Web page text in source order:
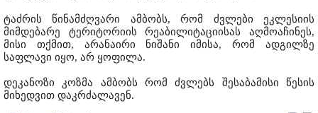
ტაძრის წინამძღვარი ამბობს, რომ ძვლები ეკლესიის
მიმდებარე ტერიტორიის რეაბილიტაციისას აღმოაჩინეს,
მისი თქმით, არანაირი ნიშანი იმისა, რომ ადგილზე
საფლავი იყო, არ ყოფილა.
დეკანოზი კოზმა ამბობს რომ ძვლებს შესაბამისი წესის
მიხედვით დაკრძალავენ.